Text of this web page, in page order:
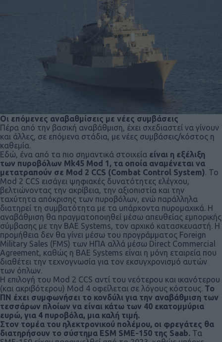
Οι επόμενες αναβαθμίσεις με νέες συμβάσεις
Πέρα από την βασική αναβάθμιση, έχει σχεδιαστεί να γίνουν
και άλλες, σε επόμενα στάδια, με νέες συμβάσεις/κόστος η
καθεμία.
Εδώ, ένα από τα πιο σημαντικά στοιχεία είναι η εξέλιξη
των πυροβόλων Mk45 Mod 1, τα οποία αναμένεται να
μετατραπούν σε Mod 2 CCS (Combat Control System). Το
Mod 2 CCS εισάγει ψηφιακές δυνατότητες ελέγχου,
βελτιώνοντας την ακρίβεια, την αξιοπιστία και την
ταχύτητα απόκρισης των πυροβόλων, ενώ παράλληλα
διατηρεί τη συμβατότητα με τα υπάρχοντα πυρομαχικά. Η
αναβάθμιση θα πραγματοποιηθεί μέσω απευθείας εμπορικής
σύμβασης με την BAΕ Systems, τον αρχικό κατασκευαστή. Η
προμήθεια δεν θα γίνει μέσω του προγράμματος Foreign
Military Sales (FMS) των ΗΠΑ αλλά μέσω Direct Commercial
Agreement, καθώς η BAΕ Systems είναι η μόνη εταιρεία που
διαθέτει την τεχνογνωσία για τον εκσυγχρονισμό αυτών
των όπλων.
Η επιλογή του Mod 2 CCS αντί του νεότερου και ικανότερου
(και ακριβότερου) Mod 4 οφείλεται σε λόγους κόστους. Το
ΠΝ έχει συμφωνήσει το κονδύλι για την αναβάθμιση των
τεσσάρων πλοίων να είναι κάτω των 40 εκατομμύρια
ευρώ, για 4 πυροβόλα, μια καλή τιμή.
Στον τομέα του ηλεκτρονικού πολέμου, οι φρεγάτες θα
διατηρήσουν το σύστημα ESM SME-150 της Saab. Τα